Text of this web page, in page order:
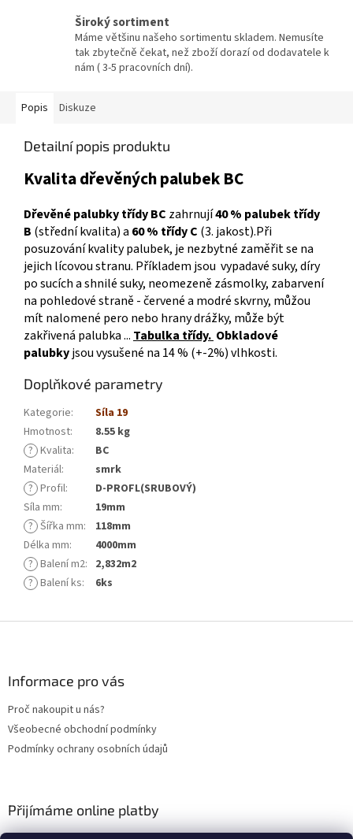
Široký sortiment
Máme většinu našeho sortimentu skladem. Nemusíte
tak zbytečně čekat, než zboží dorazí od dodavatele k
nám ( 3-5 pracovních dní).
Popis Diskuze
Detailní popis produktu
Kvalita dřevěných palubek BC
Dřevěné palubky třídy BC zahrnují40 % palubek třídy
B (střední kvalita) a 60 % třídy C (3. jakost).Při
posuzování kvality palubek, je nezbytné zaměřit se na
jejich lícovou stranu. Příkladem jsou vypadavé suky, díry
po sucích a shnilé suky, neomezeně zásmolky, zabarvení
na pohledové straně - červené a modré skvrny, můžou
mít nalomené pero nebo hrany drážky, může být
zakřivená palubka ... Tabulka třídy. Obkladové
palubkyjsou vysušené na 14 % (+-2%) vlhkosti.
Doplňkové parametry
Kategorie:
Síla 19
Hmotnost:
8.55 kg
? Kvalita:
BC
Materiál:
smrk
? Profil:
D-PROFL(SRUBOVÝ)
Síla mm:
19mm
? Šířka mm:
118mm
Délka mm:
4000mm
? Balení m2: 2,832m2
? Balení ks: 6ks
Informace pro vás
Proč nakoupit u nás?
Všeobecné obchodní podmínky
Podmínky ochrany osobních údajů
Přijímáme online platby